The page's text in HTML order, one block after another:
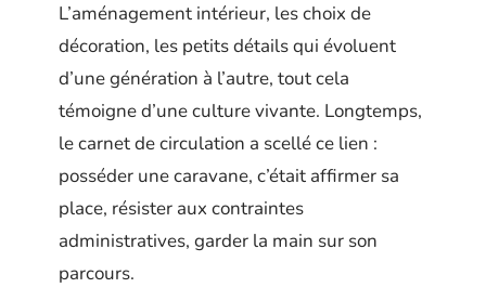
L’aménagement intérieur, les choix de
décoration, les petits détails qui évoluent
d’une génération à l’autre, tout cela
témoigne d’une culture vivante. Longtemps,
le carnet de circulation a scellé ce lien :
posséder une caravane, c’était affirmer sa
place, résister aux contraintes
administratives, garder la main sur son
parcours.